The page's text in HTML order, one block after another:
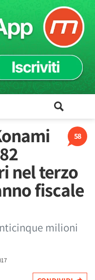
58
nel terzo
fiscale
milioni